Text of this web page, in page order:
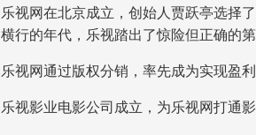
乐视网在北京成立，创始人贾跃亭选择
横行的年代，乐视踏出了惊险但正确的
乐视网通过版权分销，率先成为实现盈
乐视影业电影公司成立，为乐视网打通